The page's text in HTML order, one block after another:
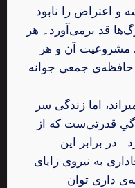
و اعتراض را نابود
قد برمی‌آورد۔ هر
مشروعیت آن و هر
حافظه‌ی جمعی جوانه
اما زندگی سر
قدرتی‌ست که از
در برابر این
به نیروی زایای
داری توان